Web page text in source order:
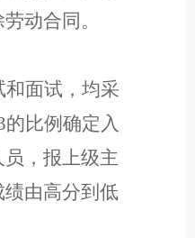
动合同。
面试，均采
比例确定入
，报上级主
由高分到低